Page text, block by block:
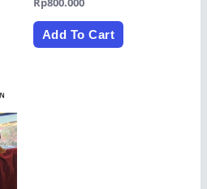
out
Add To Cart